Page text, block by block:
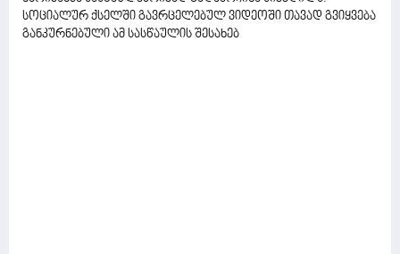
სოციალურ ქსელში გავრცელებულ ვიდეოში თავად გვიყვება
განკურნებული ამ სასწაულის შესახებ